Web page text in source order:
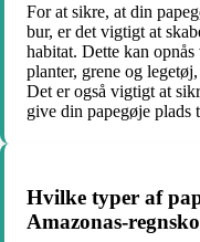
For at sikre, at din
bur, er det vigtigt at
habitat. Dette kan
planter, grene og
Det er også vigtigt at
give din papegøje
Hvilke typer af
Amazonas-